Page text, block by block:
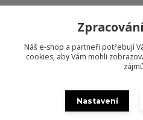
Copyright @ FREESTYLE-
Náš e-shop a partneři potřebují
cookies, aby Vám mohli
Nastavení